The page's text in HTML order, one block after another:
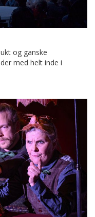
og ganske
med helt inde i